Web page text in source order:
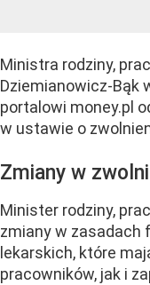
Ministra rodziny,
Dziemianowicz-Bąk
portalowi money.pl
w ustawie o
Zmiany w
Minister rodziny,
zmiany w zasadach
lekarskich, które
pracowników, jak i